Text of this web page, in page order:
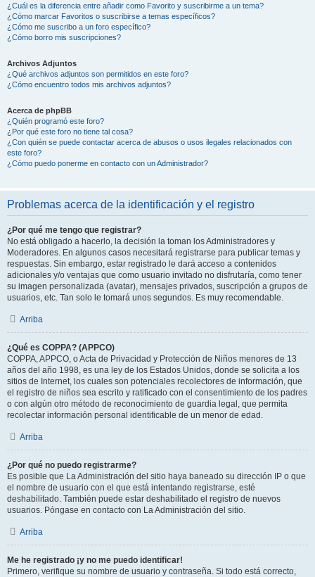
¿Cuál es la diferencia entre añadir como Favorito y suscribirme a un tema?
¿Cómo marcar Favoritos o suscribirse a temas específicos?
¿Cómo me suscribo a un foro específico?
¿Cómo borro mis suscripciones?
Archivos Adjuntos
¿Qué archivos adjuntos son permitidos en este foro?
¿Cómo encuentro todos mis archivos adjuntos?
Acerca de phpBB
¿Quién programó este foro?
¿Por qué este foro no tiene tal cosa?
¿Con quién se puede contactar acerca de abusos o usos ilegales relacionados con
este foro?
¿Cómo puedo ponerme en contacto con un Administrador?
Problemas acerca de la identificación y el registro
¿Por qué me tengo que registrar?
No está obligado a hacerlo, la decisión la toman los Administradores y
Moderadores. En algunos casos necesitará registrarse para publicar temas y
respuestas. Sin embargo, estar registrado le dará acceso a contenidos
adicionales y/o ventajas que como usuario invitado no disfrutaría, como tener
su imagen personalizada (avatar), mensajes privados, suscripción a grupos de
usuarios, etc. Tan solo le tomará unos segundos. Es muy recomendable.
Arriba
¿Qué es COPPA? (APPCO)
COPPA, APPCO, o Acta de Privacidad y Protección de Niños menores de 13
años del año 1998, es una ley de los Estados Unidos, donde se solicita a los
sitios de Internet, los cuales son potenciales recolectores de información, que
el registro de niños sea escrito y ratificado con el consentimiento de los padres
o con algún otro método de reconocimiento de guardia legal, que permita
recolectar información personal identificable de un menor de edad.
Arriba
¿Por qué no puedo registrarme?
Es posible que La Administración del sitio haya baneado su dirección IP o que
el nombre de usuario con el que está intentando registrarse, esté
deshabilitado. También puede estar deshabilitado el registro de nuevos
usuarios. Póngase en contacto con La Administración del sitio.
Arriba
Me he registrado ¡y no me puedo identificar!
Primero, verifique su nombre de usuario y contraseña. Si todo está correcto,